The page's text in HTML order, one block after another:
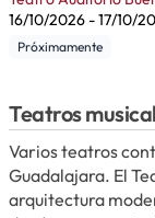
16/10/2026 -17/10/
Próximamente
Teatros
Varios teatros
Guadalajara. El
arquitectura